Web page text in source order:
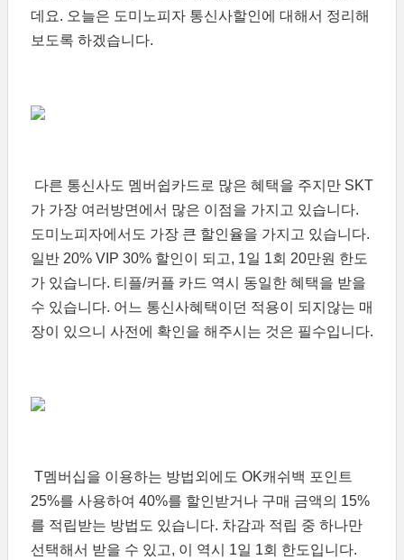
데요. 오늘은 도미노피자 통신사할인에 대해서 정리해
보도록 하겠습니다.
다른 통신사도 멤버쉽카드로 많은 혜택을 주지만 SKT
가 가장 여러방면에서 많은 이점을 가지고 있습니다.
도미노피자에서도 가장 큰 할인율을 가지고 있습니다.
일반 20% VIP 30% 할인이 되고, 1일 1회 20만원 한도
가 있습니다. 티플/커플 카드 역시 동일한 혜택을 받을
수 있습니다. 어느 통신사혜택이던 적용이 되지않는 매
장이 있으니 사전에 확인을 해주시는 것은 필수입니다.
T멤버십을 이용하는 방법외에도 OK캐쉬백 포인트
25%를 사용하여 40%를 할인받거나 구매 금액의 15%
를 적립받는 방법도 있습니다. 차감과 적립 중 하나만
선택해서 받을 수 있고, 이 역시 1일 1회 한도입니다.